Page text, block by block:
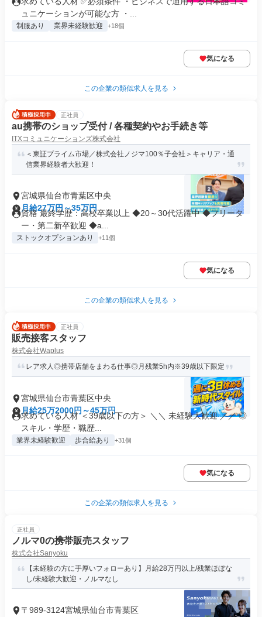
ュニケーションが可能な方 ・...
制服あり 業界未経験歓迎 +18個
気になる
この企業の類似求人を見る
正社員
au携帯のショップ受付 / 各種契約やお手続き等
ITXコミュニケーションズ株式会社
＜東証プライム市場／株式会社ノジマ100％子会社＞キャリア・通
信業界経験者大歓迎！
宮城県仙台市青葉区中央
月給27万円～35万円
資格 最終学歴：高校卒業以上 ◆20～30代活躍中 ◆フリータ
ー・第二新卒歓迎 ◆a...
ストックオプションあり +11個
気になる
この企業の類似求人を見る
正社員
販売接客スタッフ
株式会社Waplus
レア求人◎携帯店舗をまわる仕事◎月残業5h内※39歳以下限定
宮城県仙台市青葉区中央
月給25万2000円～45万円
求めている人材 ＜39歳以下の方＞ ＼＼ 未経験大歓迎 ／／ ◎
スキル・学歴・職歴...
業界未経験歓迎 歩合給あり +31個
気になる
この企業の類似求人を見る
正社員
ノルマ0の携帯販売スタッフ
株式会社Sanyoku
【未経験の方に手厚いフォローあり】月給28万円以上/残業ほぼな
し/未経験大歓迎・ノルマなし
〒989-3124宮城県仙台市青葉区